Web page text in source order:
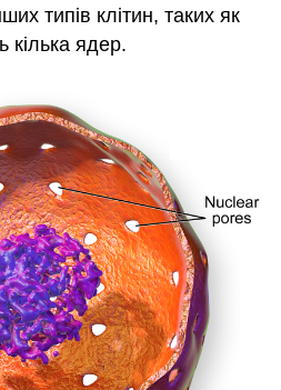
типів клітин, таких як
кілька ядер.